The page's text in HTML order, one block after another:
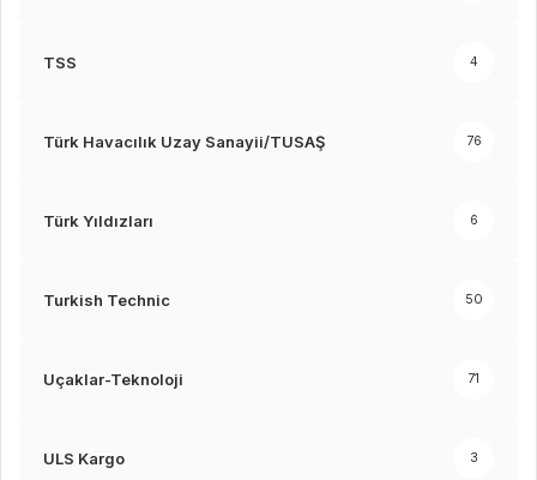
TSS 4
Türk Havacılık Uzay Sanayii/TUSAŞ 76
Türk Yıldızları 6
Turkish Technic 50
Uçaklar-Teknoloji 71
ULS Kargo 3